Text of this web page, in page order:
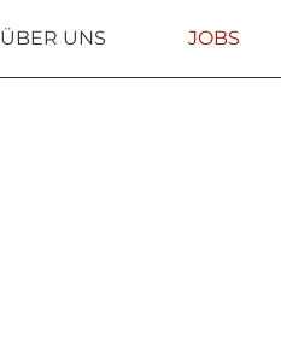
ÜBER UNS JOBS